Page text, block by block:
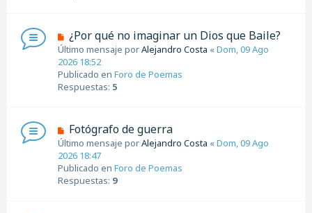
s
a
j
e
N
u
e
v
o
s
a
j
e
¿Por qué no imaginar un Dios que Baile?
Último mensaje porAlejandro Costa «Dom, 09 Ago
2026 18:52
Publicado en Foro de Poemas
Respuestas: 5
N
u
e
v
o
Fotógrafo de guerra
Último mensaje porAlejandro Costa «Dom, 09 Ago
2026 18:47
Publicado en Foro de Poemas
Respuestas: 9